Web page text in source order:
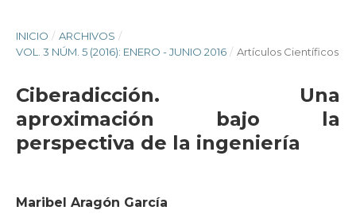
INICIO / ARCHIVOS /
VOL. 3 NÚM. 5 (2016): ENERO - JUNIO 2016 / Artículos Científicos
Ciberadicción. Una
aproximación bajo la
perspectiva de la ingeniería
Maribel Aragón García